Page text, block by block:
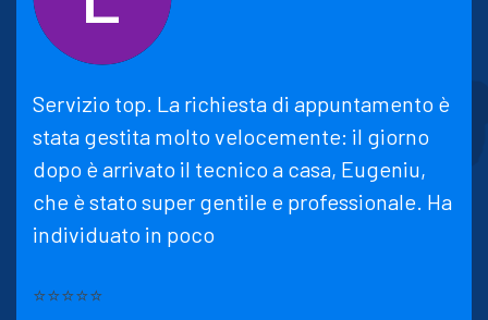
Servizio top. La richiesta di appuntamento è
stata gestita molto velocemente: il giorno
dopo è arrivato il tecnico a casa, Eugeniu,
che è stato super gentile e professionale. Ha
individuato in poco
⭐⭐⭐⭐⭐